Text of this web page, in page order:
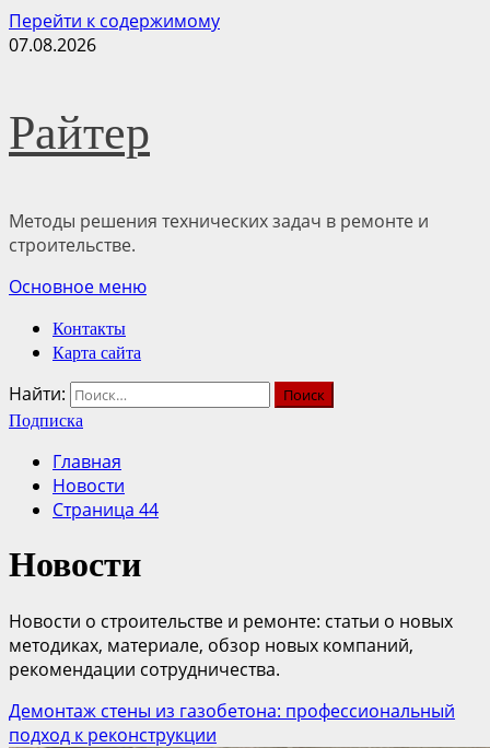
Перейти к содержимому
07.08.2026
Райтер
Методы решения технических задач в ремонте и
строительстве.
Основное меню
Контакты
Карта сайта
Найти:
Подписка
Главная
Новости
Страница 44
Новости
Новости о строительстве и ремонте: статьи о новых
методиках, материале, обзор новых компаний,
рекомендации сотрудничества.
Демонтаж стены из газобетона: профессиональный
подход к реконструкции